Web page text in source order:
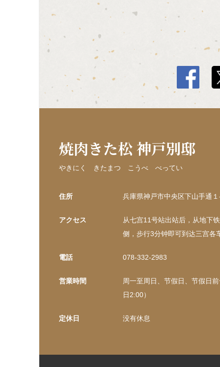
焼肉きた松 神戸別邸
やきにく きたまつ こうべ べってい
住所 兵庫県神戸市中央区下山手通
アクセス
从七宫11号站出站后，从地下
侧，步行3分钟即可到达三宫各
電話 078-332-2983
営業時間
周一至周日、节假日、节假日
日2:00）
定休日 没有休息